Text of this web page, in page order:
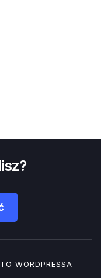
WORDPRESSA